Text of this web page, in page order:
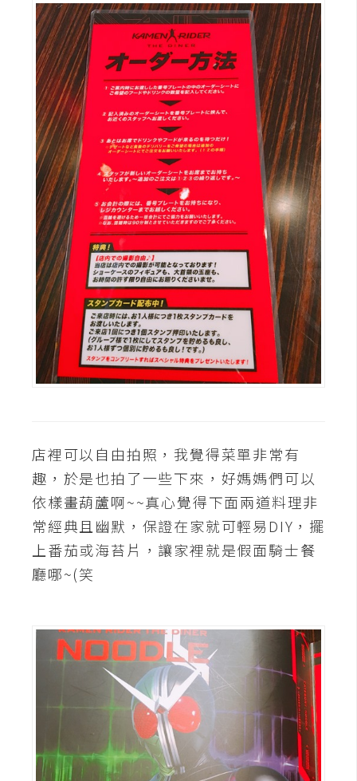
店裡可以自由拍照，我覺得菜單非常有
趣，於是也拍了一些下來，好媽媽們可以
依樣畫葫蘆啊~~真心覺得下面兩道料理非
常經典且幽默，保證在家就可輕易DIY，擺
上番茄或海苔片，讓家裡就是假面騎士餐
廳哪~(笑